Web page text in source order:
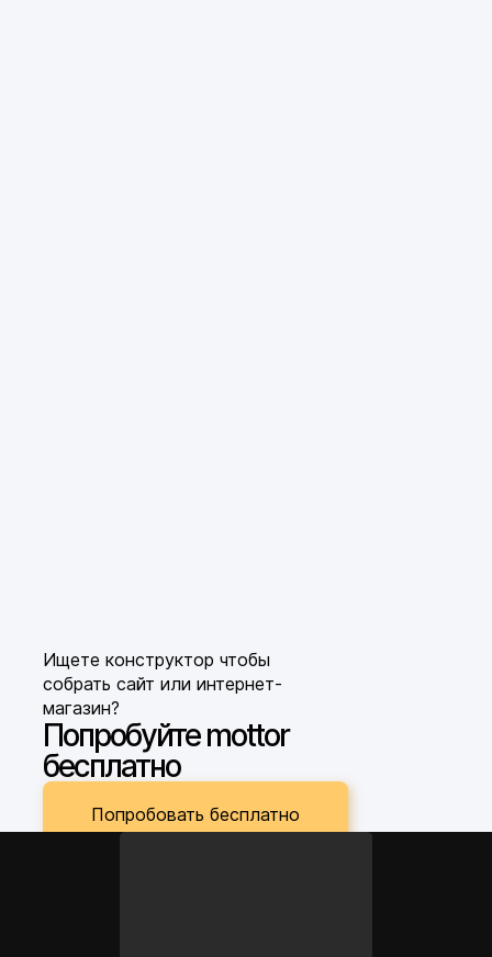
Ищете конструктор чтобы
собрать сайт или интернет-
магазин?
Попробуйте mottor
бесплатно
Попробовать бесплатно